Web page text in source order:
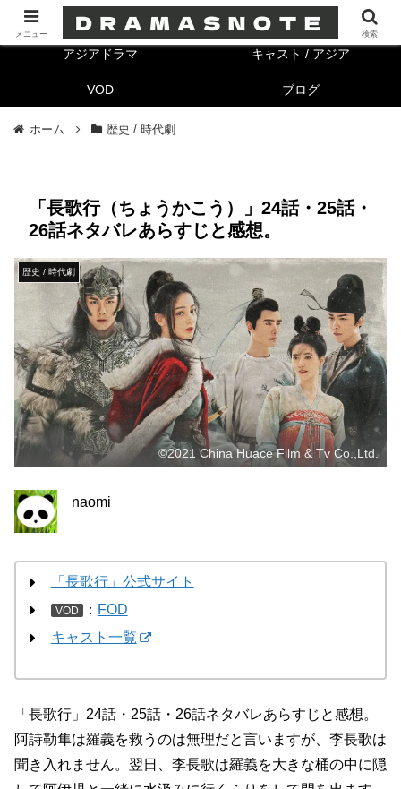
海外ドラマ キャスト/海外
アジアドラマ キャスト / アジア
VOD ブログ
ホーム 歴史 / 時代劇
「長歌行（ちょうかこう）」24話・25話・
26話ネタバレあらすじと感想。
歴史 / 時代劇
©2021 China Huace Film & Tv Co.,Ltd.
naomi
「長歌行」公式サイト
VOD ： FOD
キャスト一覧
「長歌行」24話・25話・26話ネタバレあらすじと感想。
阿詩勒隼は羅義を救うのは無理だと言いますが、李長歌は
聞き入れません。翌日、李長歌は羅義を大きな桶の中に隠
メニュー 検索